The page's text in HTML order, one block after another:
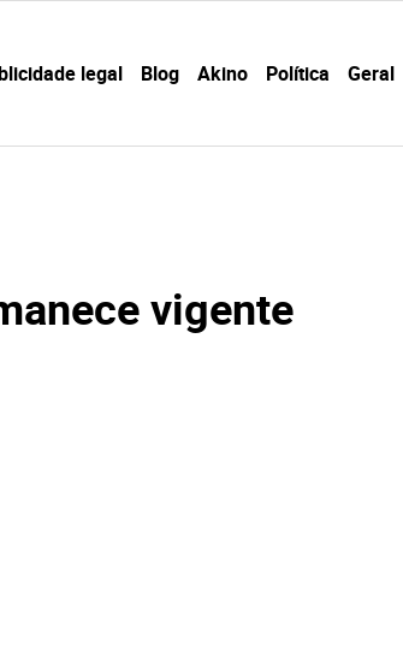
legal Blog Akino Política Geral
vigente